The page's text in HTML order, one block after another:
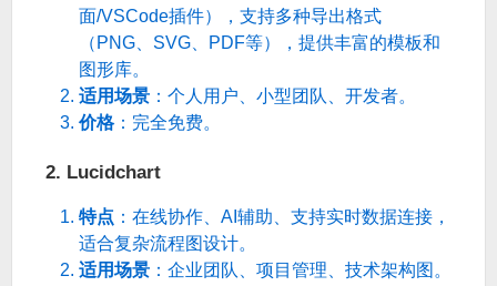
面/VSCode插件），支持多种导出格式
（PNG、SVG、PDF等），提供丰富的模板和
图形库。
适用场景 ：个人用户、小型团队、开发者。
价格：完全免费。
2. Lucidchart
特点 ：在线协作、AI辅助、支持实时数据连接，
适合复杂流程图设计。
适用场景 ：企业团队、项目管理、技术架构图。